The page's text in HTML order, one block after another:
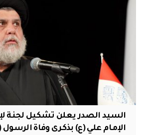
السيد الصدر يعلن تشكيل لجنة
الإمام علي (ع) بذكرى وفاة